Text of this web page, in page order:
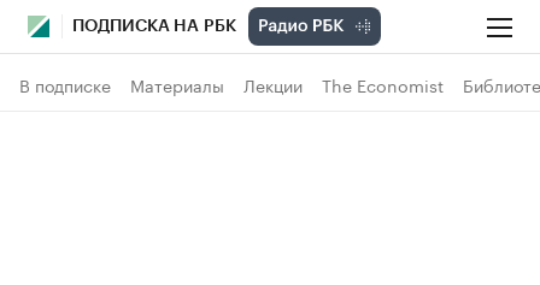
ПОДПИСКА НА РБК
В подписке Материалы Лекции The Economist